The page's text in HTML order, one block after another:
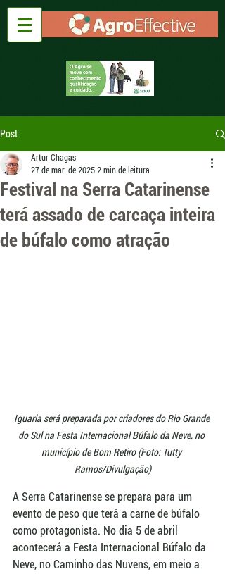
Post
Festival na Serra Catarinense
terá assado de carcaça inteira
de búfalo como atração
Artur Chagas
27 de mar. de 2025 2 min de leitura
Iguaria será preparada por criadores do Rio Grande
do Sul na Festa Internacional Búfalo da Neve, no
município de Bom Retiro (Foto: Tutty
Ramos/Divulgação)
A Serra Catarinense se prepara para um
evento de peso que terá a carne de búfalo
como protagonista. No dia 5 de abril
acontecerá a Festa Internacional Búfalo da
Neve, no Caminho das Nuvens, em meio a